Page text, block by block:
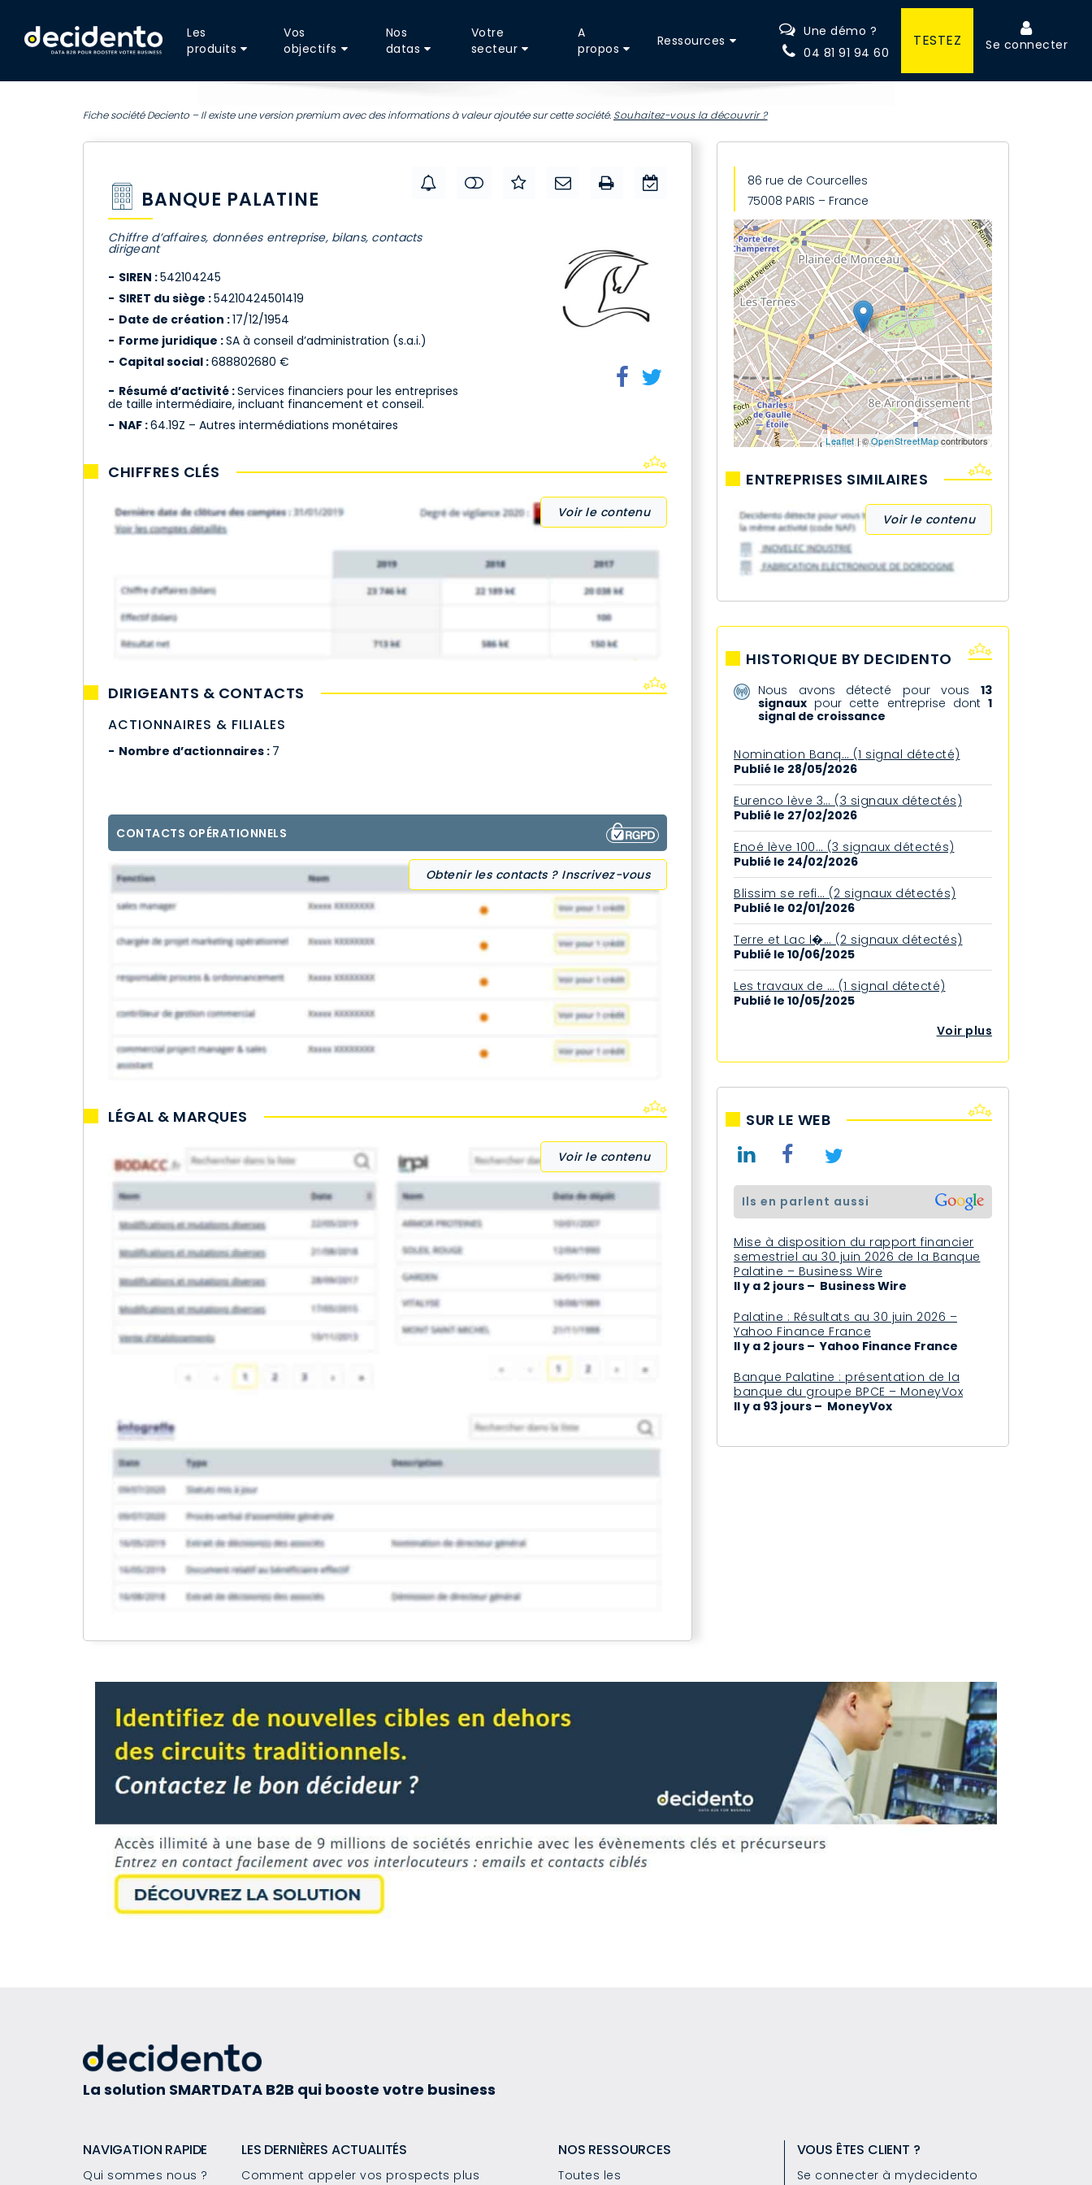
Les
produits
Vos
objectifs
Nos
datas
Votre
secteur
A
propos
Ressources
Une démo ?
04 81 91 94 60
TESTEZ Se connecter
Fiche société Deciento – Il existe une version premium avec des informations à valeur ajoutée sur cette société. Souhaitez-vous la découvrir ?
BANQUE PALATINE
Chiffre d’affaires, données entreprise, bilans, contacts
dirigeant
SIREN :542104245
SIRET du siège :54210424501419
Date de création :17/12/1954
Forme juridique :SA à conseil d’administration (s.a.i.)
Capital social :688802680 €
Résumé d’activité :Services financiers pour les entreprises
de taille intermédiaire, incluant financement et conseil.
NAF :64.19Z – Autres intermédiations monétaires
CHIFFRES CLÉS
Voir le contenu
DIRIGEANTS & CONTACTS
ACTIONNAIRES & FILIALES
Nombre d’actionnaires : 7
CONTACTS OPÉRATIONNELS
Obtenir les contacts ? Inscrivez-vous
LÉGAL & MARQUES
Voir le contenu
86 rue de Courcelles
75008 PARIS – France
Leaflet| ©OpenStreetMapcontributors
ENTREPRISES SIMILAIRES
Voir le contenu
HISTORIQUE BY DECIDENTO
Nous avons détecté pour vous 13
signaux pour cette entreprise dont 1
signal de croissance
Nomination Banq… (1 signal détecté)
Publié le 28/05/2026
Eurenco lève 3… (3 signaux détectés)
Publié le 27/02/2026
Enoé lève 100… (3 signaux détectés)
Publié le 24/02/2026
Blissim se refi… (2 signaux détectés)
Publié le 02/01/2026
Terre et Lac l�… (2 signaux détectés)
Publié le 10/06/2025
Les travaux de … (1 signal détecté)
Publié le 10/05/2025
Voir plus
SUR LE WEB
ils en parlent aussi
Mise à disposition du rapport financier
semestriel au 30 juin 2026 de la Banque
Palatine – Business Wire
Il y a 2 jours – Business Wire
Palatine : Résultats au 30 juin 2026 –
Yahoo Finance France
Il y a 2 jours – Yahoo Finance France
Banque Palatine : présentation de la
banque du groupe BPCE – MoneyVox
Il y a 93 jours – MoneyVox
La solution SMARTDATA B2B qui booste votre business
NAVIGATION RAPIDE
Qui sommes nous ?
LES DERNIÈRES ACTUALITÉS
Comment appeler vos prospects plus
NOS RESSOURCES
Toutes les
VOUS ÊTES CLIENT ?
Se connecter à mydecidento